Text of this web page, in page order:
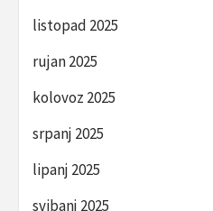
listopad 2025
rujan 2025
kolovoz 2025
srpanj 2025
lipanj 2025
svibanj 2025